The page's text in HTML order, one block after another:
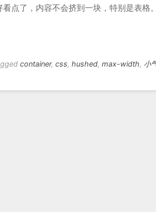
看点了，内容不会挤到一块，特别是表
container, css, hushed, max-width, 小